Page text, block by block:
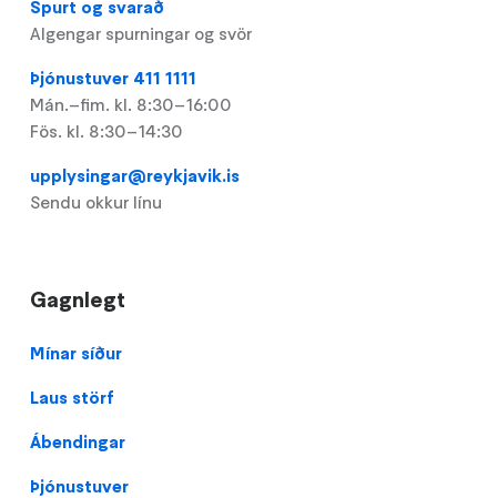
Spurt og svarað
Algengar spurningar og svör
Þjónustuver 411 1111
Mán.–fim. kl. 8:30–16:00
Fös. kl. 8:30–14:30
upplysingar@reykjavik.is
Sendu okkur línu
Gagnlegt
Footer
Mínar síður
Laus störf
Ábendingar
Þjónustuver